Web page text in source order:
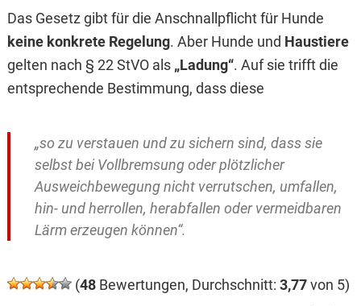
Das Gesetz gibt für die Anschnallpflicht für Hunde
keine konkrete Regelung. Aber Hunde und Haustiere
gelten nach § 22 StVO als „Ladung“. Auf sie trifft die
entsprechende Bestimmung, dass diese
„so zu verstauen und zu sichern sind, dass sie
selbst bei Vollbremsung oder plötzlicher
Ausweichbewegung nicht verrutschen, umfallen,
hin- und herrollen, herabfallen oder vermeidbaren
Lärm erzeugen können“.
(48Bewertungen, Durchschnitt: 3,77von 5)